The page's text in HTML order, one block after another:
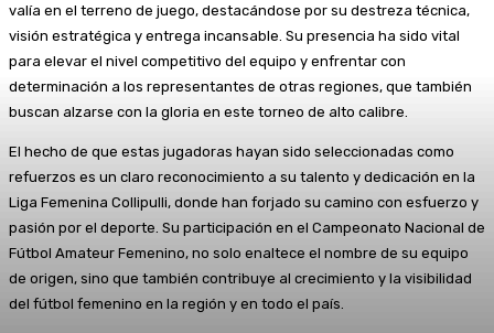
valía en el terreno de juego, destacándose por su destreza técnica,
visión estratégica y entrega incansable. Su presencia ha sido vital
para elevar el nivel competitivo del equipo y enfrentar con
determinación a los representantes de otras regiones, que también
buscan alzarse con la gloria en este torneo de alto calibre.
El hecho de que estas jugadoras hayan sido seleccionadas como
refuerzos es un claro reconocimiento a su talento y dedicación en la
Liga Femenina Collipulli, donde han forjado su camino con esfuerzo y
pasión por el deporte. Su participación en el Campeonato Nacional de
Fútbol Amateur Femenino, no solo enaltece el nombre de su equipo
de origen, sino que también contribuye al crecimiento y la visibilidad
del fútbol femenino en la región y en todo el país.